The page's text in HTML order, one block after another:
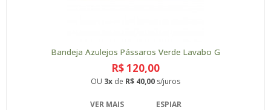
Bandeja Azulejos Pássaros Verde Lavabo G
R$ 120,00
OU 3x de R$ 40,00 s/juros
VER MAIS ESPIAR